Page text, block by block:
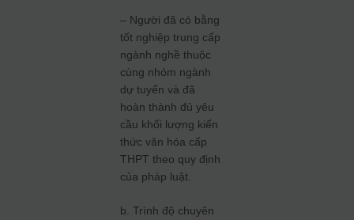
– Người đã có bằng
tốt nghiệp trung cấp
ngành nghề thuộc
cùng nhóm ngành
dự tuyển và đã
hoàn thành đủ yêu
cầu khối lượng kiến
thức văn hóa cấp
THPT theo quy định
của pháp luật.
b. Trình độ chuyên